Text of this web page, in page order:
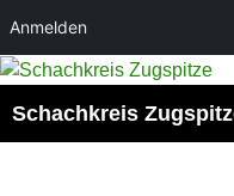
Anmelden
Schachkreis